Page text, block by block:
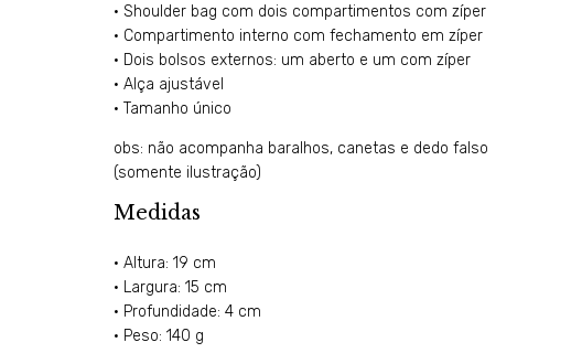
• Shoulder bag com dois compartimentos com zíper
• Compartimento interno com fechamento em zíper
• Dois bolsos externos: um aberto e um com zíper
• Alça ajustável
• Tamanho único
obs: não acompanha baralhos, canetas e dedo falso
(somente ilustração)
Medidas
• Altura: 19 cm
• Largura: 15 cm
• Profundidade: 4 cm
• Peso: 140 g